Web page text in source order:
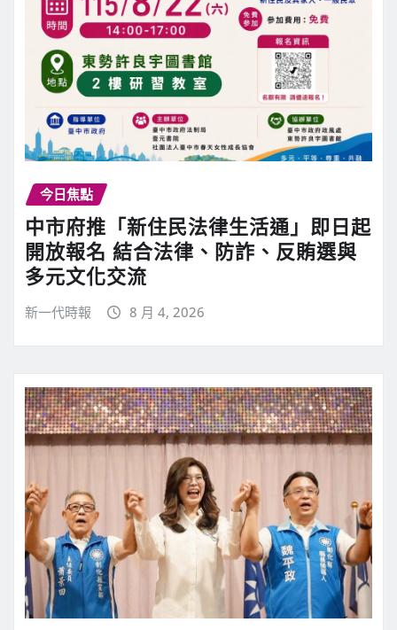
今日焦點
中市府推「新住民法律生活通」即日起
開放報名 結合法律、防詐、反賄選與
多元文化交流
新一代時報 8 月 4, 2026